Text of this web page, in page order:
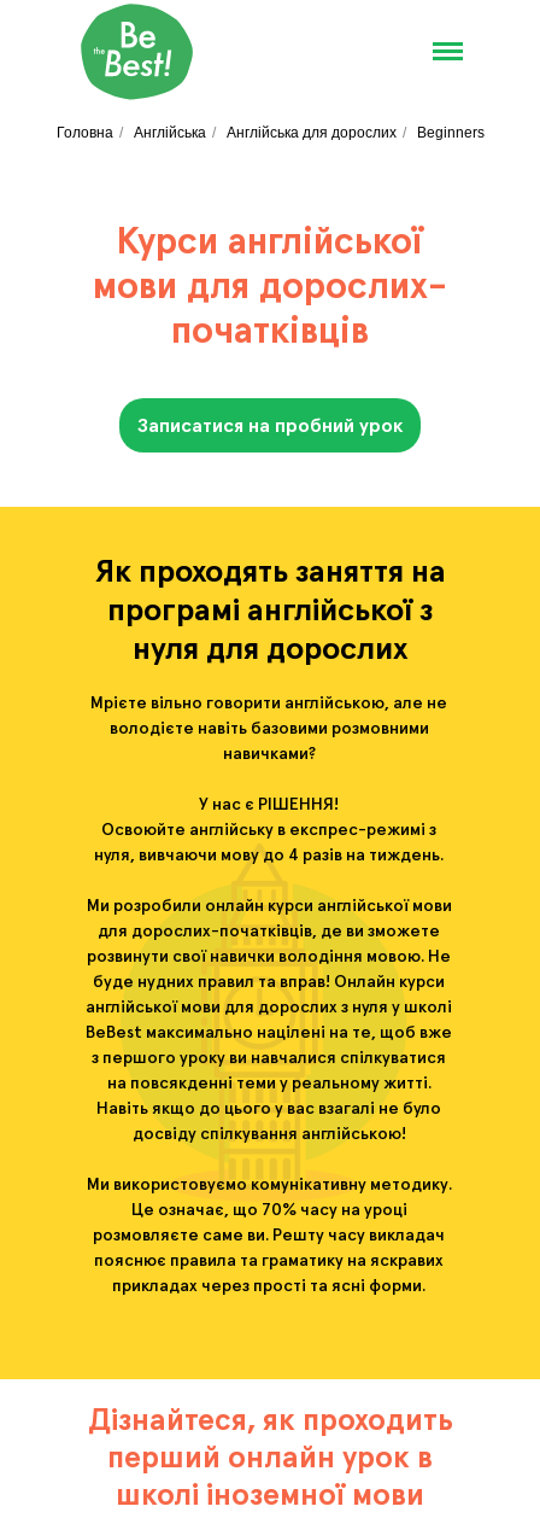
Головна / Англійська / Англійська для дорослих / Beginners
Курси англійської
мови для дорослих-
початківців
Записатися на пробний урок
Як проходять заняття на
програмі англійської з
нуля для дорослих
Мрієте вільно говорити англійською, але не
володієте навіть базовими розмовними
навичками?
У нас є РІШЕННЯ!
Освоюйте англійську в експрес-режимі з
нуля, вивчаючи мову до 4 разів на тиждень.
Ми розробили онлайн курси англійської мови
для дорослих-початківців, де ви зможете
розвинути свої навички володіння мовою. Не
буде нудних правил та вправ! Онлайн курси
англійської мови для дорослих з нуля у школі
BeBest максимально націлені на те, щоб вже
з першого уроку ви навчалися спілкуватися
на повсякденні теми у реальному житті.
Навіть якщо до цього у вас взагалі не було
досвіду спілкування англійською!
Ми використовуємо комунікативну методику.
Це означає, що 70% часу на уроці
розмовляєте саме ви. Решту часу викладач
пояснює правила та граматику на яскравих
прикладах через прості та ясні форми.
Дізнайтеся, як проходить
перший онлайн урок в
школі іноземної мови